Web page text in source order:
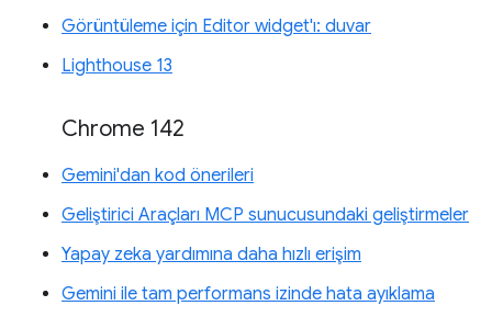
Görüntüleme için Editor widget'ı: duvar
Lighthouse 13
Chrome 142
Gemini'dan kod önerileri
Geliştirici Araçları MCP sunucusundaki geliştirmeler
Yapay zeka yardımına daha hızlı erişim
Gemini ile tam performans izinde hata ayıklama